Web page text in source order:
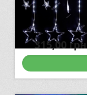
315,00грн